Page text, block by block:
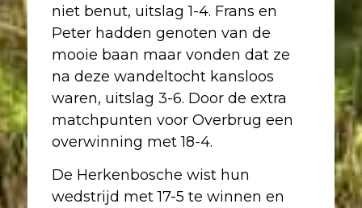
niet benut, uitslag 1-4. Frans en
Peter hadden genoten van de
mooie baan maar vonden dat ze
na deze wandeltocht kansloos
waren, uitslag 3-6. Door de extra
matchpunten voor Overbrug een
overwinning met 18-4.
De Herkenbosche wist hun
wedstrijd met 17-5 te winnen en